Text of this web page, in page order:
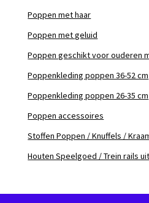
Poppen met haar
Poppen met geluid
Poppen geschikt voor ouderen
Poppenkleding poppen 36-52 cm
Poppenkleding poppen 26-35 cm
Poppen accessoires
Stoffen Poppen / Knuffels /
Houten Speelgoed / Trein rails